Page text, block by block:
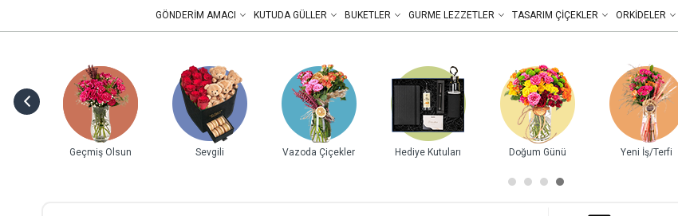
GÖNDERIM AMACI KUTUDA GÜLLER BUKETLER GURME LEZZETLER TASARIM ÇIÇEKLER ORKIDELER
Geçmiş Olsun Sevgili Vazoda Çiçekler Hediye Kutuları Doğum Günü Yeni İş/Terfi